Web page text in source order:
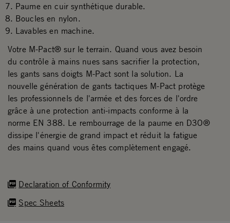
Paume en cuir synthétique durable.
Boucles en nylon.
Lavables en machine.
Declaration of Conformity
Spec Sheets
Votre M-Pact® sur le terrain. Quand vous avez besoin
du contrôle à mains nues sans sacrifier la protection,
les gants sans doigts M-Pact sont la solution. La
nouvelle génération de gants tactiques M-Pact protège
les professionnels de l'armée et des forces de l'ordre
grâce à une protection anti-impacts conforme à la
norme EN 388. Le rembourrage de la paume en D3O®
dissipe l'énergie de grand impact et réduit la fatigue
des mains quand vous êtes complètement engagé.